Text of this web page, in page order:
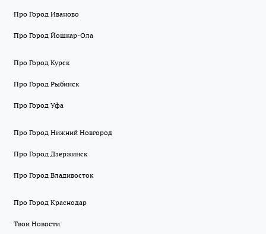
Про Город Иваново
Про Город Йошкар-Ола
Про Город Курск
Про Город Рыбинск
Про Город Уфа
Про Город Нижний Новгород
Про Город Дзержинск
Про Город Владивосток
Про Город Краснодар
Твои Новости